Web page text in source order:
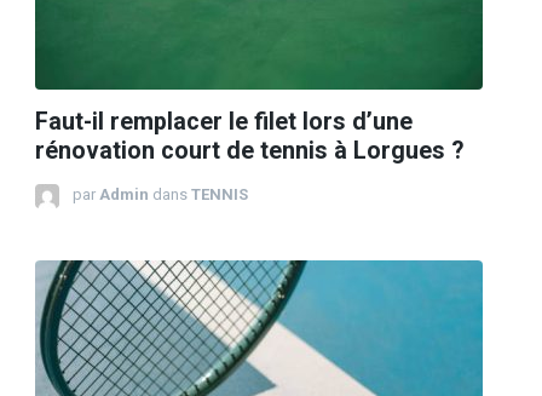
Faut-il remplacer le filet lors d’une
rénovation court de tennis à Lorgues ?
par Admin dans TENNIS